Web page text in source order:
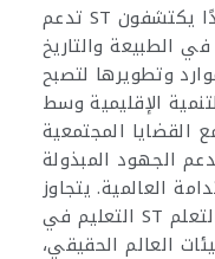
تدعم ST الطلاب في أن يصبحوا أفرادًا يكتشفون
في الطبيعة والتاريخ
وتطويرها لتصبح
الإقليمية وسط
القضايا المجتمعية
الجهود المبذولة
العالمية. يتجاوز
التعليم في ST الفصول الدراسية، ويتطلب التعلم
العالم الحقيقي،